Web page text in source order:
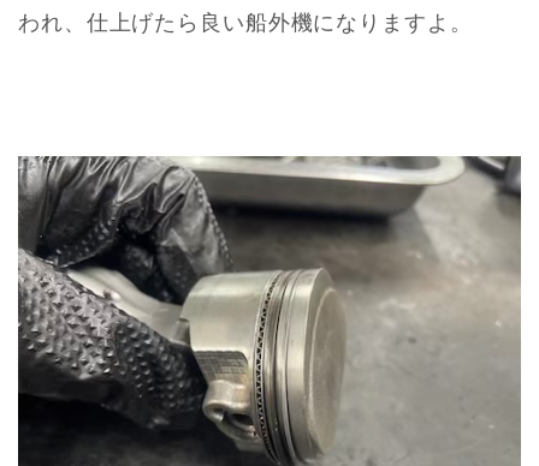
われ、仕上げたら良い船外機になりますよ。